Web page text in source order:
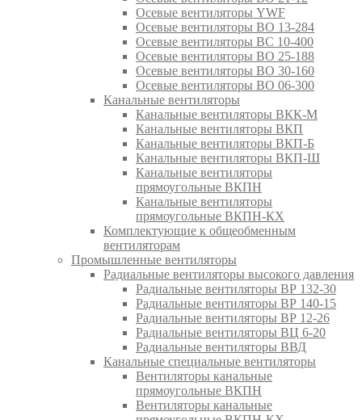
Осевые вентиляторы YWF
Осевые вентиляторы ВО 13-284
Осевые вентиляторы ВС 10-400
Осевые вентиляторы ВО 25-188
Осевые вентиляторы ВО 30-160
Осевые вентиляторы ВО 06-300
Канальные вентиляторы
Канальные вентиляторы ВКК-М
Канальные вентиляторы ВКП
Канальные вентиляторы ВКП-Б
Канальные вентиляторы ВКП-Ш
Канальные вентиляторы
прямоугольные ВКПН
Канальные вентиляторы
прямоугольные ВКПН-КХ
Комплектующие к общеобменным
вентиляторам
Промышленные вентиляторы
Радиальные вентиляторы высокого давления
Радиальные вентиляторы ВР 132-30
Радиальные вентиляторы ВР 140-15
Радиальные вентиляторы ВР 12-26
Радиальные вентиляторы ВЦ 6-20
Радиальные вентиляторы ВВД
Канальные специальные вентиляторы
Вентиляторы канальные
прямоугольные ВКПН
Вентиляторы канальные